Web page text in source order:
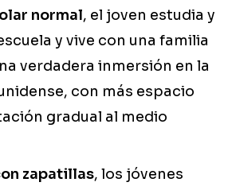
normal, el joven estudia y
y vive con una familia
verdadera inmersión en la
con más espacio
gradual al medio
zapatillas, los jóvenes